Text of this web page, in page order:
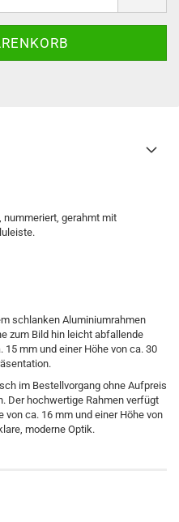
nummeriert, gerahmt mit
schlanken Aluminiumrahmen
zum Bild hin leicht abfallende
mm und einer Höhe von ca. 30
im Bestellvorgang ohne Aufpreis
Der hochwertige Rahmen verfügt
ca. 16 mm und einer Höhe von
moderne Optik.